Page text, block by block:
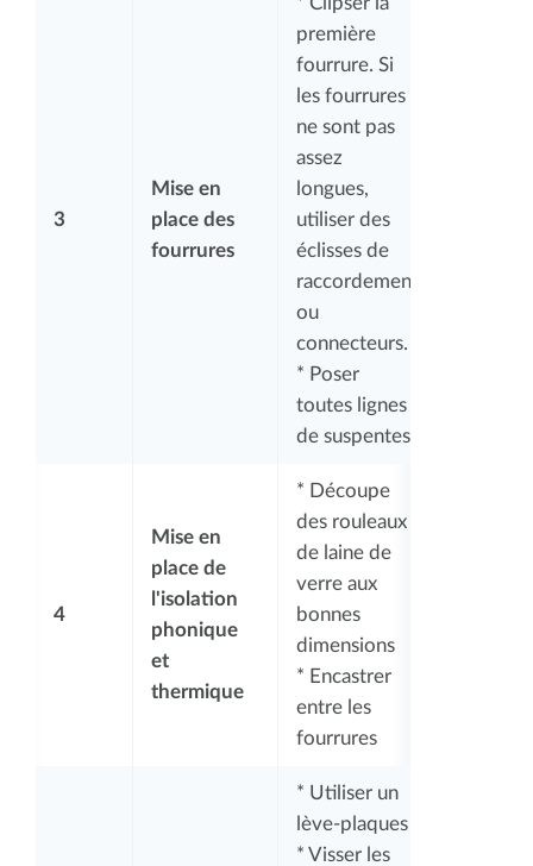
3
Mise en
place des
fourrures
première
fourrure. Si
les fourrures
ne sont pas
assez
longues,
utiliser des
éclisses de
raccordement
ou
connecteurs.
* Poser
toutes lignes
de suspentes
4
Mise en
place de
l'isolation
phonique
et
thermique
* Découpe
des rouleaux
de laine de
verre aux
bonnes
dimensions
* Encastrer
entre les
fourrures
* Utiliser un
lève-plaques
* Visser les